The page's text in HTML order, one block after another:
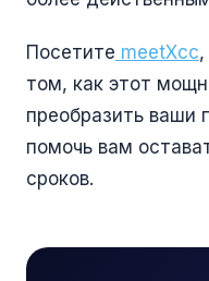
Посетите meetXcc
том, как этот
преобразить ваши
помочь вам
сроков.